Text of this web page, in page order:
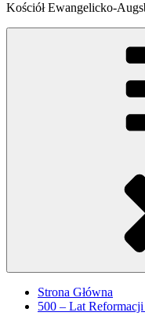
Kościół Ewangelicko-
Strona Główna
500 – Lat